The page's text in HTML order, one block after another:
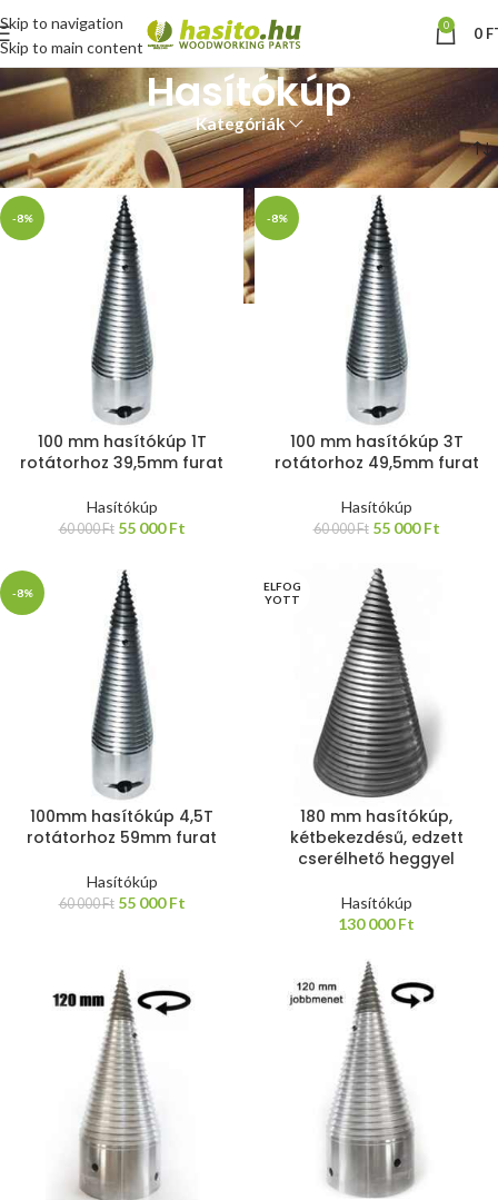
Skip to navigation
Skip to main content
0 0
Hasítókúp
Kategóriák
Kezdőlap Hasítókúp 2. oldal
-8%
100 mm hasítókúp 1T
rotátorhoz 39,5mm furat
Hasítókúp
60 000Ft 55 000Ft
-8%
100 mm hasítókúp 3T
rotátorhoz 49,5mm furat
Hasítókúp
60 000Ft 55 000Ft
-8%
100mm hasítókúp 4,5T
rotátorhoz 59mm furat
Hasítókúp
60 000Ft 55 000Ft
ELFOG
YOTT
180 mm hasítókúp,
kétbekezdésű, edzett
cserélhető heggyel
Hasítókúp
130 000Ft